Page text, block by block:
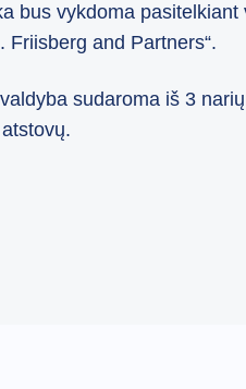
bus vykdoma
Friisberg and Partners“.
sudaroma iš 3